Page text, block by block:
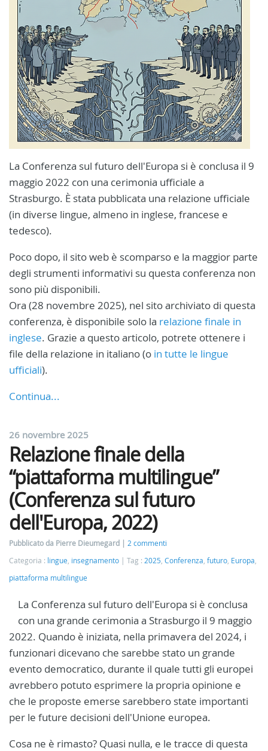
La Conferenza sul futuro dell'Europa si è conclusa il 9
maggio 2022 con una cerimonia ufficiale a
Strasburgo. È stata pubblicata una relazione ufficiale
(in diverse lingue, almeno in inglese, francese e
tedesco).
Poco dopo, il sito web è scomparso e la maggior parte
degli strumenti informativi su questa conferenza non
sono più disponibili.
Ora (28 novembre 2025), nel sito archiviato di questa
conferenza, è disponibile solo la relazione finale in
inglese. Grazie a questo articolo, potrete ottenere i
file della relazione in italiano (o in tutte le lingue
ufficiali).
Continua...
26 novembre 2025
Relazione finale della
“piattaforma multilingue”
(Conferenza sul futuro
dell'Europa, 2022)
Pubblicato da Pierre Dieumegard
2 commenti
Categoria : lingue insegnamento Tag : 2025 Conferenza futuro Europa
piattaforma multilingue
La Conferenza sul futuro dell'Europa si è conclusa
con una grande cerimonia a Strasburgo il 9 maggio
2022. Quando è iniziata, nella primavera del 2024, i
funzionari dicevano che sarebbe stato un grande
evento democratico, durante il quale tutti gli europei
avrebbero potuto esprimere la propria opinione e
che le proposte emerse sarebbero state importanti
per le future decisioni dell'Unione europea.
Cosa ne è rimasto? Quasi nulla, e le tracce di questa